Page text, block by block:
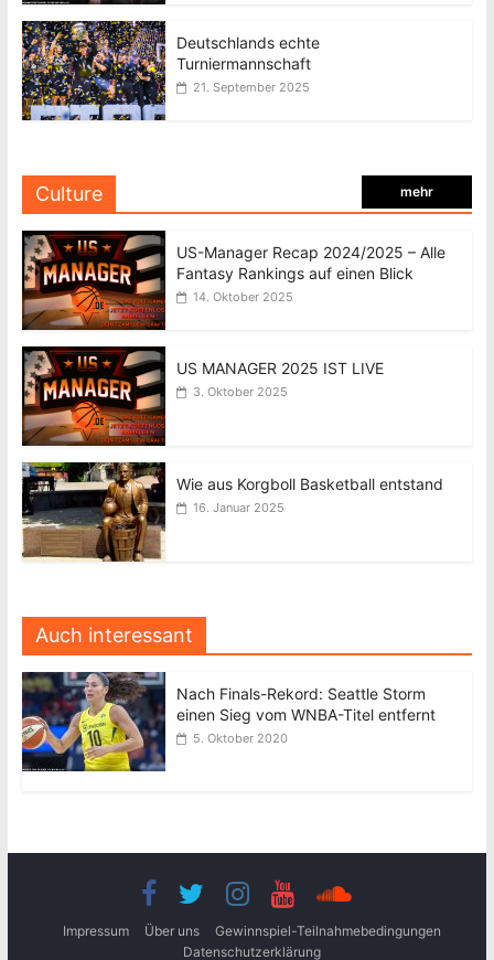
Deutschlands echte
Turniermannschaft
21. September 2025
Culture mehr
US-Manager Recap 2024/2025 – Alle
Fantasy Rankings auf einen Blick
14. Oktober 2025
US MANAGER 2025 IST LIVE
3. Oktober 2025
Wie aus Korgboll Basketball entstand
16. Januar 2025
Auch interessant
Nach Finals-Rekord: Seattle Storm
einen Sieg vom WNBA-Titel entfernt
5. Oktober 2020
Impressum Über uns
Gewinnspiel-Teilnahmebedingungen
Datenschutzerklärung